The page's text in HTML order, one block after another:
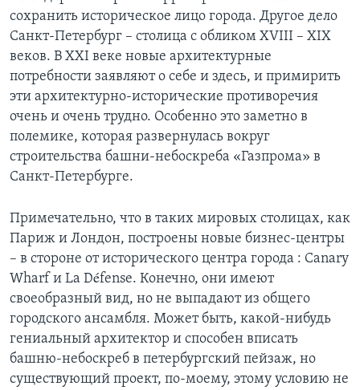
сохранить историческое лицо города. Другое дело
Санкт-Петербург – столица с обликом XVIII – XIX
веков. В XXI веке новые архитектурные
потребности заявляют о себе и здесь, и примирить
эти архитектурно-исторические противоречия
очень и очень трудно. Особенно это заметно в
полемике, которая развернулась вокруг
строительства башни-небоскреба «Газпрома» в
Санкт-Петербурге.
Примечательно, что в таких мировых столицах, как
Париж и Лондон, построены новые бизнес-центры
– в стороне от исторического центра города : Canary
Wharf и La Défense. Конечно, они имеют
своеобразный вид, но не выпадают из общего
городского ансамбля. Может быть, какой-нибудь
гениальный архитектор и способен вписать
башню-небоскреб в петербургский пейзаж, но
существующий проект, по-моему, этому условию не